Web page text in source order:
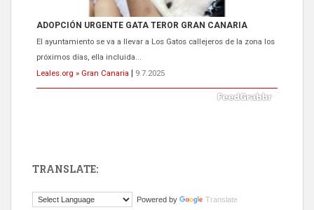
ADOPCIÓN URGENTE GATA TEROR GRAN CANARIA
El ayuntamiento se va a llevar a Los Gatos callejeros de la zona los
próximos días, ella incluida...
Leales.org » Gran Canaria
9.7.2025
Este gato macho ha aparecido en la calle hace menos de un mes,
TRANSLATE:
Powered by Translate